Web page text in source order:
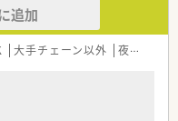
追加
大手チェーン以外 夜間のみ